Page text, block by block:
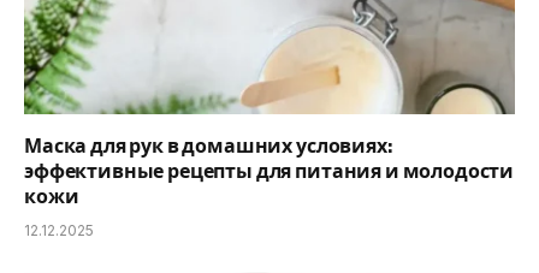
Маска для рук в домашних условиях:
эффективные рецепты для питания и молодости
кожи
12.12.2025